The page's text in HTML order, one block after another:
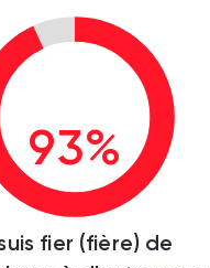
93%
fier (fière) de